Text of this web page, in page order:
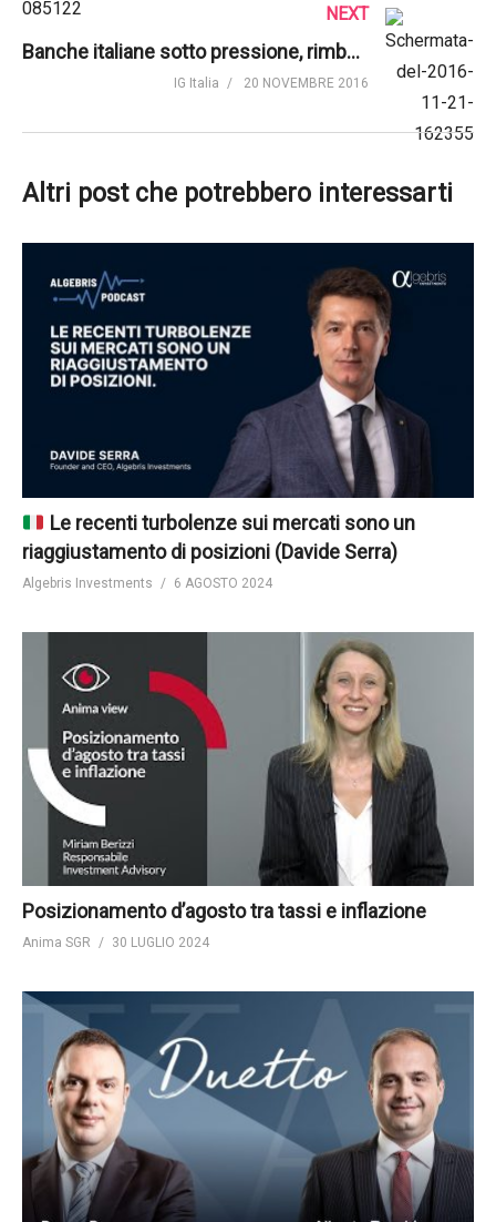
NEXT
Banche italiane sotto pressione, rimbalza l’Eur/Usd – WeeklyExpress di IG
IG Italia 20 NOVEMBRE 2016
Altri post che potrebbero interessarti
Le recenti turbolenze sui mercati sono un
riaggiustamento di posizioni (Davide Serra)
Algebris Investments 6 AGOSTO 2024
Posizionamento d’agosto tra tassi e inflazione
Anima SGR 30 LUGLIO 2024